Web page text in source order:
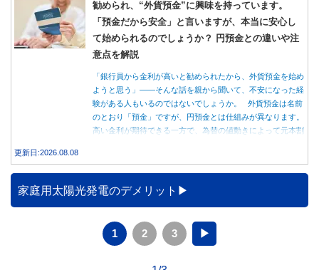
勧められ、“外貨預金”に興味を持っています。
「預金だから安全」と言いますが、本当に安心し
て始められるのでしょうか？ 円預金との違いや注
意点を解説
「銀行員から金利が高いと勧められたから、外貨預金を始め
ようと思う」――そんな話を親から聞いて、不安になった経
験がある人もいるのではないでしょうか。 外貨預金は名前
のとおり「預金」ですが、円預金とは仕組みが異なります。
高い金利が期待できる一方で、為替の値動きによって元本割
更新日:2026.08.08
家庭用太陽光発電のデメリット
1 2 3 ▶